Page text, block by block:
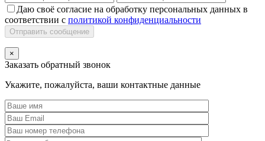
Даю своё согласие на обработку персональных данных в
соответствии с политикой конфиденциальности
Отправить сообщение
×
Заказать обратный звонок
Укажите, пожалуйста, ваши контактные данные